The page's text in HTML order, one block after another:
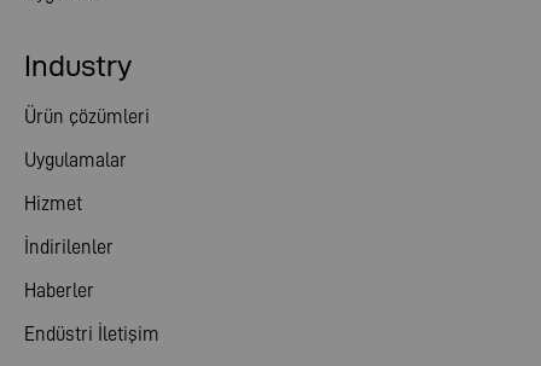
Industry
Ürün çözümleri
Uygulamalar
Hizmet
İndirilenler
Haberler
Endüstri İletişim